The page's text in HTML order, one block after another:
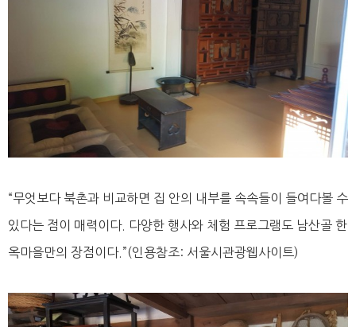
“무엇보다 북촌과 비교하면 집 안의 내부를 속속들이 들여다볼 수
있다는 점이 매력이다. 다양한 행사와 체험 프로그램도 남산골 한
옥마을만의 장점이다.”(인용참조: 서울시관광웹사이트)